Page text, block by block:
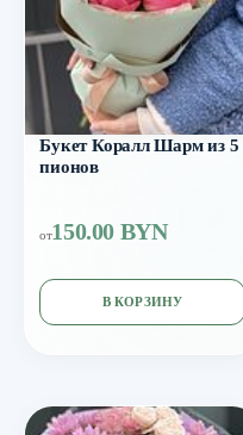
Букет Коралл Шарм из 5
пионов
от150.00 BYN
В КОРЗИНУ